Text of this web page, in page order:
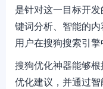
是针对这一目标开
键词分析、智能的
用户在搜狗搜索引擎
搜狗优化神器能够
优化建议，并通过